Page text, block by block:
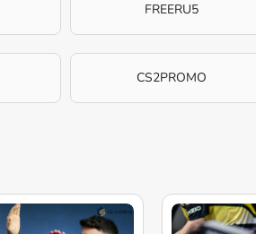
FREERU5
CS2PROMO